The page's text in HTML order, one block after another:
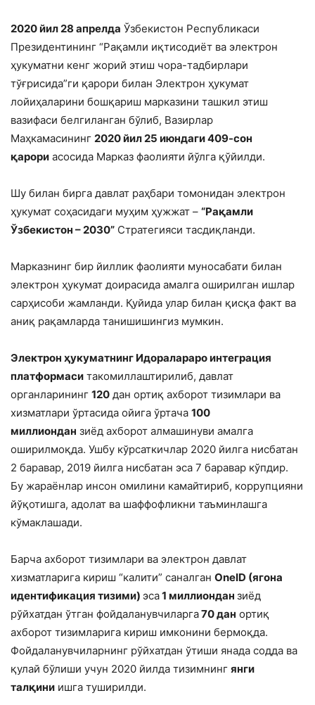
2020 йил 28 апрелда Ўзбекистон Республикаси
Президентининг “Рақамли иқтисодиёт ва электрон
ҳукуматни кенг жорий этиш чора-тадбирлари
тўғрисида”ги қарори билан Электрон ҳукумат
лойиҳаларини бошқариш марказини ташкил этиш
вазифаси белгиланган бўлиб, Вазирлар
Маҳкамасининг 2020 йил 25 июндаги 409-сон
қарори асосида Марказ фаолияти йўлга қўйилди.
Шу билан бирга давлат раҳбари томонидан электрон
ҳукумат соҳасидаги муҳим ҳужжат – “Рақамли
Ўзбекистон – 2030” Стратегияси тасдиқланди.
Марказнинг бир йиллик фаолияти муносабати билан
электрон ҳукумат доирасида амалга оширилган ишлар
сарҳисоби жамланди. Қуйида улар билан қисқа факт ва
аниқ рақамларда танишишингиз мумкин.
Электрон ҳукуматнинг Идоралараро интеграция
платформаси такомиллаштирилиб, давлат
органларининг 120 дан ортиқ ахборот тизимлари ва
хизматлари ўртасида ойига ўртача 100
миллиондан зиёд ахборот алмашинуви амалга
оширилмоқда. Ушбу кўрсаткичлар 2020 йилга нисбатан
2 баравар, 2019 йилга нисбатан эса 7 баравар кўпдир.
Бу жараёнлар инсон омилини камайтириб, коррупцияни
йўқотишга, адолат ва шаффофликни таъминлашга
кўмаклашади.
Барча ахборот тизимлари ва электрон давлат
хизматларига кириш “калити” саналган OneID (ягона
идентификация тизими) эса1 миллиондан зиёд
рўйхатдан ўтган фойдаланувчиларга70 дан ортиқ
ахборот тизимларига кириш имконини бермоқда.
Фойдаланувчиларнинг рўйхатдан ўтиши янада содда ва
қулай бўлиши учун 2020 йилда тизимнинг янги
талқини ишга туширилди.